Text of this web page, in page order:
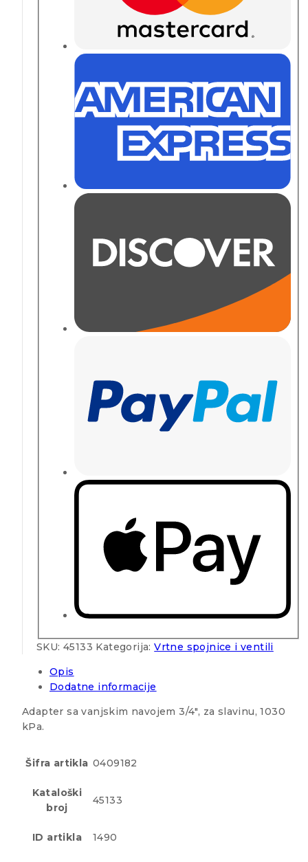
SKU: 45133 Kategorija:Vrtne spojnice i ventili
Opis
Dodatne informacije
Adapter sa vanjskim navojem 3/4″, za slavinu, 1030
kPa.
Šifra artikla 0409182
Kataloški
broj
45133
ID artikla 1490